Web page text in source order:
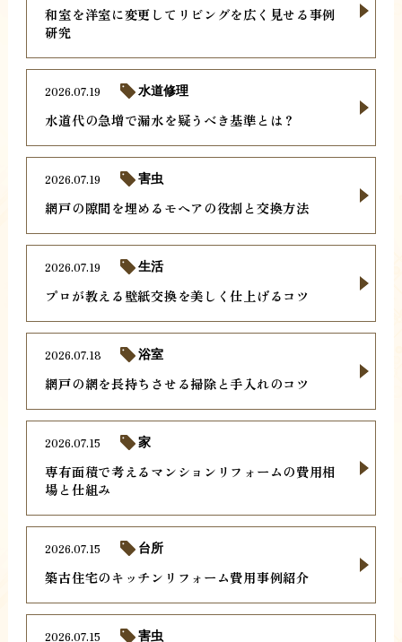
和室を洋室に変更してリビングを広く見せる事例
研究
水道代の急増で漏水を疑うべき基準とは？
2026.07.19 水道修理
網戸の隙間を埋めるモヘアの役割と交換方法
2026.07.19 害虫
プロが教える壁紙交換を美しく仕上げるコツ
2026.07.19 生活
網戸の網を長持ちさせる掃除と手入れのコツ
2026.07.18 浴室
専有面積で考えるマンションリフォームの費用相
場と仕組み
2026.07.15 家
築古住宅のキッチンリフォーム費用事例紹介
2026.07.15 台所
2026.07.15 害虫